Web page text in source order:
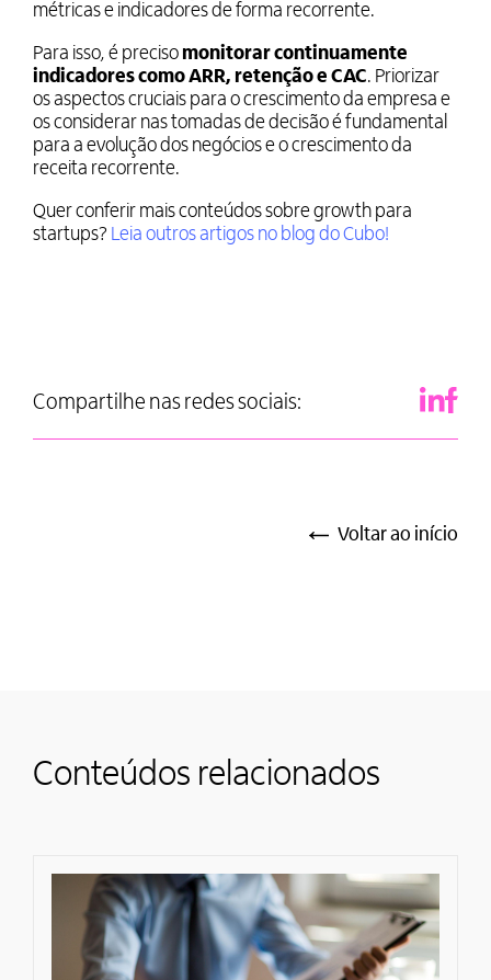
métricas e indicadores de forma recorrente.
Para isso, é preciso monitorar continuamente
indicadores como ARR, retenção e CAC. Priorizar
os aspectos cruciais para o crescimento da empresa e
os considerar nas tomadas de decisão é fundamental
para a evolução dos negócios e o crescimento da
receita recorrente.
Quer conferir mais conteúdos sobre growth para
startups? Leia outros artigos no blog do Cubo!
Compartilhe nas redes sociais:
Voltar ao início
Conteúdos relacionados